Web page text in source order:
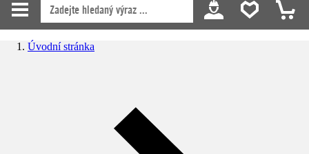
Úvodní stránka